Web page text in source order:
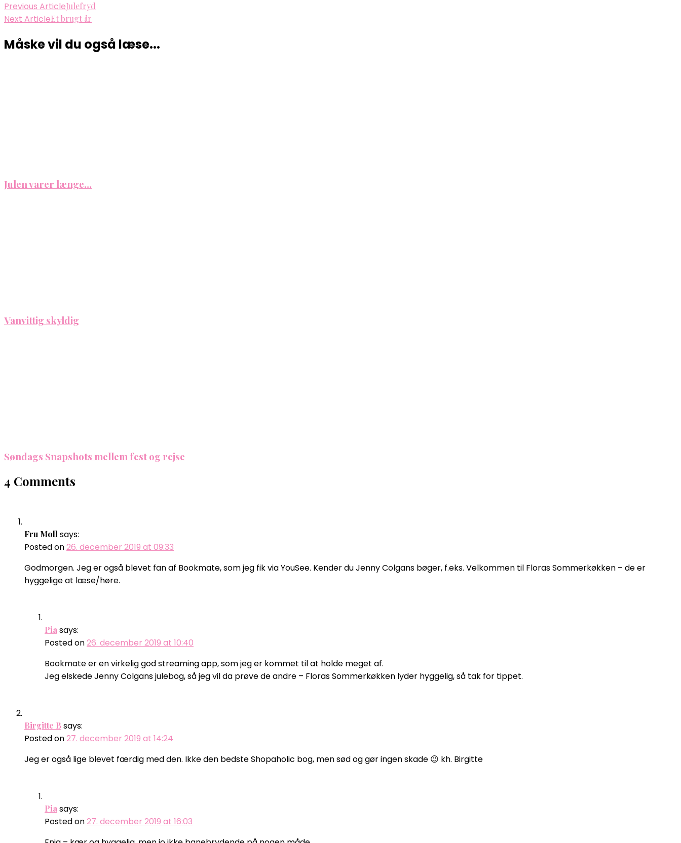
Previous ArticleJulefryd
Next ArticleEt brugt år
Måske vil du også læse...
Julen varer længe…
Vanvittig skyldig
Søndags Snapshots mellem fest og rejse
4 Comments
Fru Mollsays:
Posted on26. december 2019 at 09:33
Godmorgen. Jeg er også blevet fan af Bookmate, som jeg fik via YouSee. Kender du Jenny Colgans bøger, f.eks. Velkommen til Floras Sommerkøkken – de er
hyggelige at læse/høre.
Piasays:
Posted on26. december 2019 at 10:40
Bookmate er en virkelig god streaming app, som jeg er kommet til at holde meget af.
Jeg elskede Jenny Colgans julebog, så jeg vil da prøve de andre – Floras Sommerkøkken lyder hyggelig, så tak for tippet.
Birgitte Bsays:
Posted on27. december 2019 at 14:24
Jeg er også lige blevet færdig med den. Ikke den bedste Shopaholic bog, men sød og gør ingen skade 😉 kh. Birgitte
Piasays:
Posted on27. december 2019 at 16:03